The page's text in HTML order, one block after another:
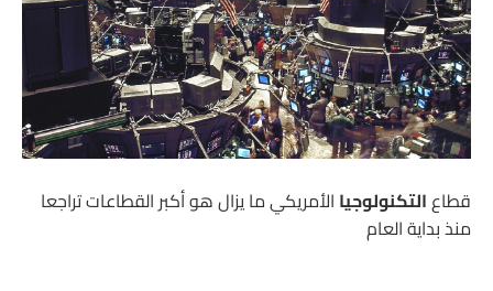
قطاعالتكنولوجيا الأمريكي ما يزال هو أكبر القطاعات تراجعا
منذ بداية العام